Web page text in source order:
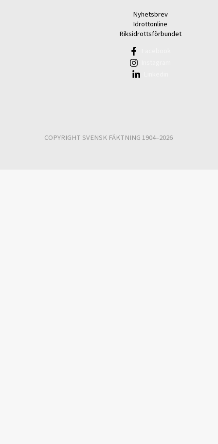
Nyhetsbrev
Idrottonline
Riksidrottsförbundet
COPYRIGHT SVENSK FÄKTNING 1904–2026